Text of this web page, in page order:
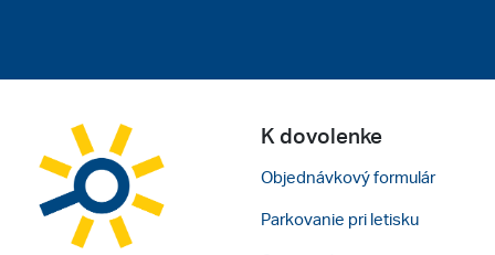
K dovolenke
Objednávkový formulár
Parkovanie pri letisku